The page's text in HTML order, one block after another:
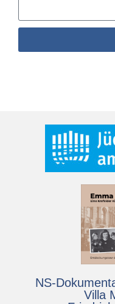
NS-
Villa